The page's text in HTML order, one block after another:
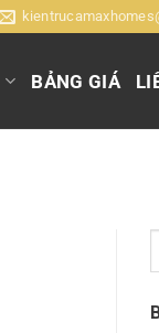
BẢNG GIÁ